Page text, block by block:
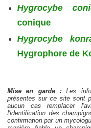
Hygrocybe
conique
Hygrocybe
Hygrophore de
Mise en garde :Les
présentes sur ce site sont
aucun cas remplacer
l'identification des
confirmation par un